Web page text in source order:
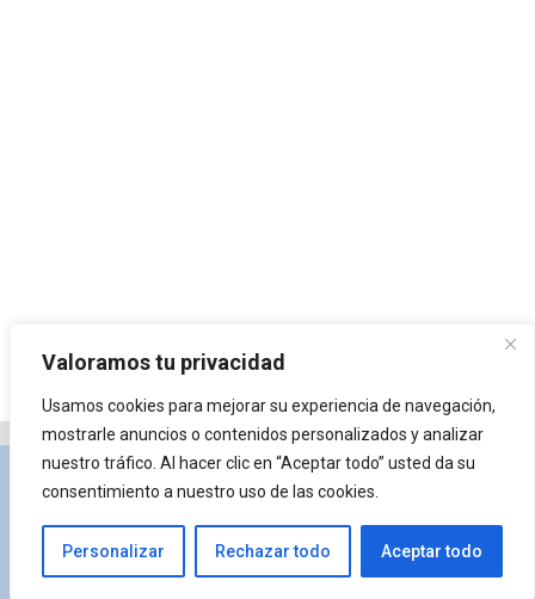
Valoramos tu privacidad
Usamos cookies para mejorar su experiencia de navegación,
mostrarle anuncios o contenidos personalizados y analizar
nuestro tráfico. Al hacer clic en “Aceptar todo” usted da su
consentimiento a nuestro uso de las cookies.
Personalizar Rechazar todo Aceptar todo
Privacidad y Política de Cookies Portal de
arquitectura Lista de Temas ¿Qué es Arkiplus?
© 2026 Arkiplus • Creado conGeneratePress